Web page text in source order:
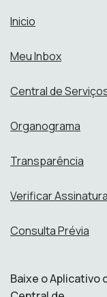
Inicio
Meu Inbox
Central de
Organograma
Transparência
Verificar Assinatura
Consulta Prévia
Baixe o Aplicativo